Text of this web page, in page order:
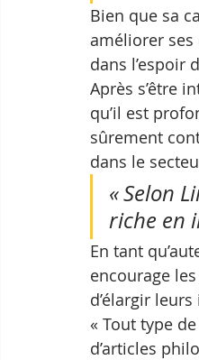
Bien que sa
améliorer ses
dans l’espoir
Après s’être
qu’il est
sûrement
dans le
« Selon
riche en
En tant
encourage
d’élargir
« Tout type
d’articles